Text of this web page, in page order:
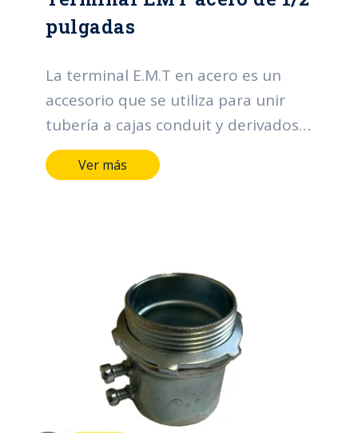
pulgadas
La terminal E.M.T en acero es un
accesorio que se utiliza para unir
tubería a cajas conduit y derivados.
Sus funciones principales se centran
en la organización y protección de
Ver más